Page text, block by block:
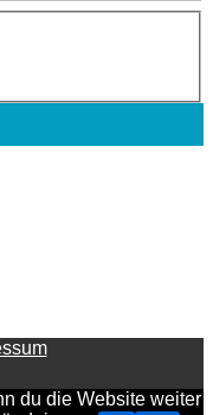
du die Website weiter